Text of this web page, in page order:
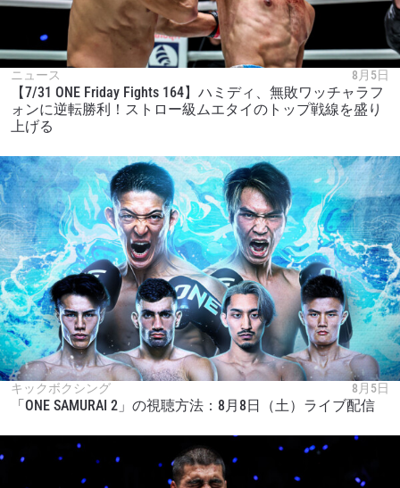
ニュース 8月5日
【7/31 ONE Friday Fights 164】ハミディ、無敗ワッチャラフ
ォンに逆転勝利！ストロー級ムエタイのトップ戦線を盛り
上げる
キックボクシング 8月5日
「ONE SAMURAI 2」の視聴方法：8月8日（土）ライブ配信